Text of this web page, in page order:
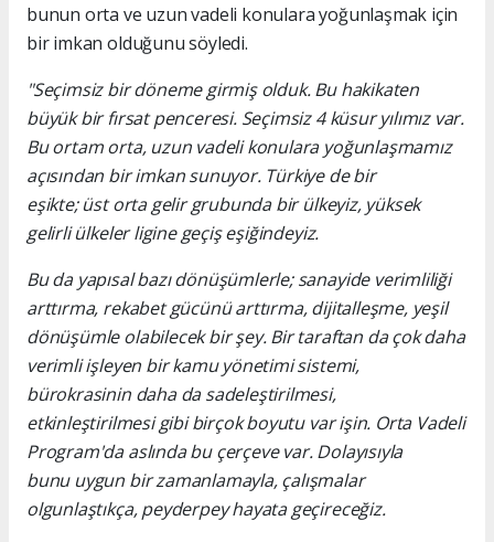
bunun orta ve uzun vadeli konulara yoğunlaşmak için
bir imkan olduğunu söyledi.
"Seçimsiz bir döneme girmiş olduk. Bu hakikaten
büyük bir fırsat penceresi. Seçimsiz 4 küsur yılımız var.
Bu ortam orta, uzun vadeli konulara yoğunlaşmamız
açısından bir imkan sunuyor. Türkiye de bir
eşikte; üst orta gelir grubunda bir ülkeyiz, yüksek
gelirli ülkeler ligine geçiş eşiğindeyiz.
Bu da yapısal bazı dönüşümlerle; sanayide verimliliği
arttırma, rekabet gücünü arttırma, dijitalleşme, yeşil
dönüşümle olabilecek bir şey. Bir taraftan da çok daha
verimli işleyen bir kamu yönetimi sistemi,
bürokrasinin daha da sadeleştirilmesi,
etkinleştirilmesi gibi birçok boyutu var işin. Orta Vadeli
Program'da aslında bu çerçeve var. Dolayısıyla
bunu uygun bir zamanlamayla, çalışmalar
olgunlaştıkça, peyderpey hayata geçireceğiz.